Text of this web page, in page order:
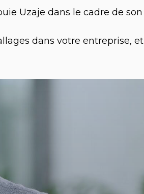
Uzaje dans le cadre de son
dans votre entreprise, et